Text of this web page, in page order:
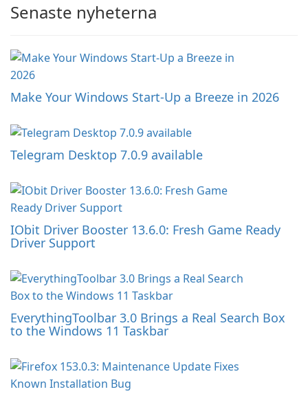
Senaste nyheterna
Make Your Windows Start-Up a Breeze in 2026
Telegram Desktop 7.0.9 available
IObit Driver Booster 13.6.0: Fresh Game Ready
Driver Support
EverythingToolbar 3.0 Brings a Real Search Box
to the Windows 11 Taskbar